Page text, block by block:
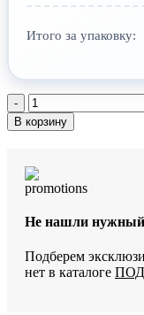
Итого за упаковку:
Количество
товара
SPC-
StoneWood
Акасуби
SW
В корзину
Не нашли нужный
Подберем
нет в каталоге